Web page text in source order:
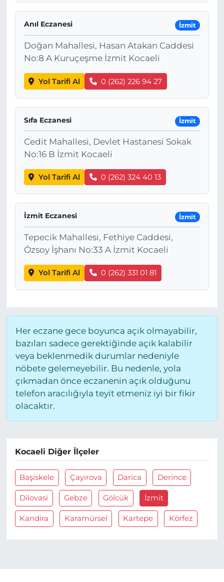
Anıl Eczanesi İzmit
Doğan Mahallesi, Hasan Atakan Caddesi
No:8 A Kuruçeşme İzmit Kocaeli
Yol Tarifi Al 0 (262) 226 94 27
Sıfa Eczanesi İzmit
Cedit Mahallesi, Devlet Hastanesi Sokak
No:16 B İzmit Kocaeli
Yol Tarifi Al 0 (262) 324 40 13
İzmit Eczanesi İzmit
Tepecik Mahallesi, Fethiye Caddesi,
Özsoy İşhanı No:33 A İzmit Kocaeli
Yol Tarifi Al 0 (262) 331 01 81
Her eczane gece boyunca açık olmayabilir,
bazıları sadece gerektiğinde açık kalabilir
veya beklenmedik durumlar nedeniyle
nöbete gelemeyebilir. Bu nedenle, yola
çıkmadan önce eczanenin açık olduğunu
telefon aracılığıyla teyit etmeniz iyi bir fikir
olacaktır.
Kocaeli Diğer İlçeler
Başiskele Çayirova Darica Derince
Dilovasi Gebze Gölcük İzmit
Kandira Karamürsel Kartepe Körfez